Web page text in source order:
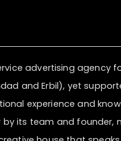
advertising agency
and Erbil), yet
experience and
its team and founder,